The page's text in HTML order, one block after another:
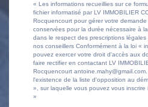
« Les informations recueillies sur ce
fichier informatisé par LV IMMOBILIER
Rocquencourt pour gérer votre
conservées pour la durée nécessaire à
dans le respect des prescriptions
nos conseillers Conformément à la loi «
pouvez exercer votre droit d'accès aux
faire rectifier en contactant LV
Rocquencourt
l'existence de la liste d'opposition au
», sur laquelle vous pouvez vous inscrire
»